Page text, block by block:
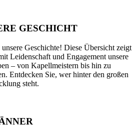
GESCHICHT
Geschichte! Diese Übersicht zeigt
Leidenschaft und Engagement unsere
– von Kapellmeistern bis hin zu
Entdecken Sie, wer hinter den großen
steht.